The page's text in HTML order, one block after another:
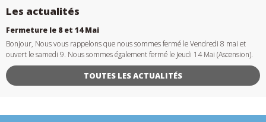
Les actualités
Fermeture le 8 et 14 Mai
Bonjour, Nous vous rappelons que nous sommes fermé le Vendredi 8 mai et
ouvert le samedi 9. Nous sommes également fermé le Jeudi 14 Mai (Ascension).
TOUTES LES ACTUALITÉS